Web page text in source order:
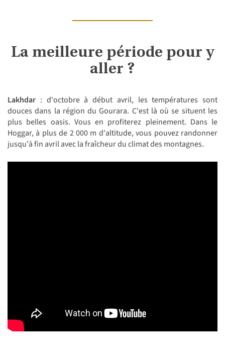
La meilleure période pour y
aller ?
Lakhdar : d'octobre à début avril, les températures sont
douces dans la région du Gourara. C'est là où se situent les
plus belles oasis. Vous en profiterez pleinement. Dans le
Hoggar, à plus de 2 000 m d'altitude, vous pouvez randonner
jusqu'à fin avril avec la fraîcheur du climat des montagnes.